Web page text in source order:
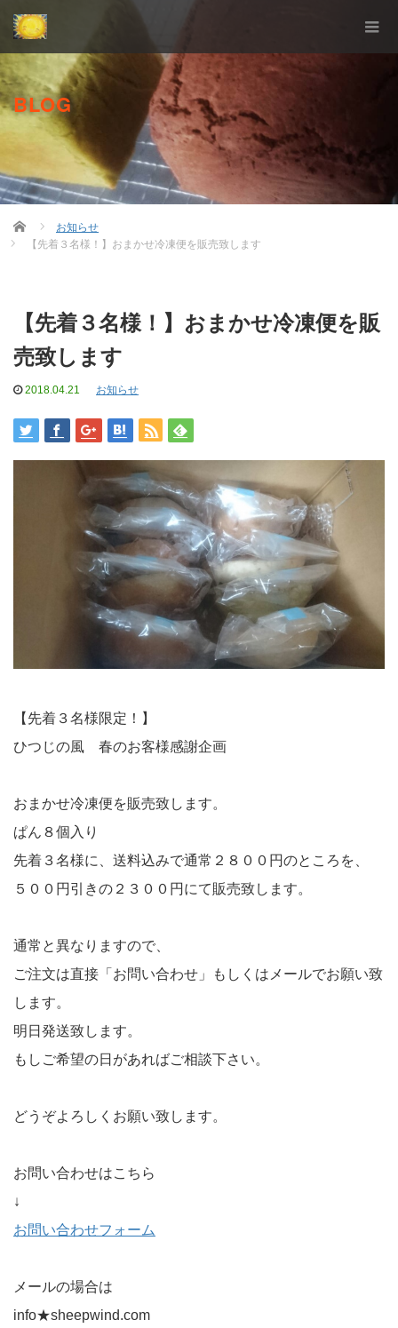
BLOG
Home
お知らせ
【先着３名様！】おまかせ冷凍便を販売致します
【先着３名様！】おまかせ冷凍便を販
売致します
2018.04.21 お知らせ
【先着３名様限定！】
ひつじの風 春のお客様感謝企画
おまかせ冷凍便を販売致します。
ぱん８個入り
先着３名様に、送料込みで通常２８００円のところを、
５００円引きの２３００円にて販売致します。
通常と異なりますので、
ご注文は直接「お問い合わせ」もしくはメールでお願い致
します。
明日発送致します。
もしご希望の日があればご相談下さい。
どうぞよろしくお願い致します。
お問い合わせはこちら
↓
お問い合わせフォーム
メールの場合は
info★sheepwind.com